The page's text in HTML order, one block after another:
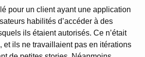
pour un client ayant une application
habilités d’accéder à des
ils étaient autorisés. Ce n’était
et ils ne travaillaient pas en itérations